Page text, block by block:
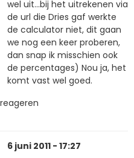
wel uit...bij het uitrekenen via
de url die Dries gaf werkte
de calculator niet, dit gaan
we nog een keer proberen,
dan snap ik misschien ook
de percentages) Nou ja, het
komt vast wel goed.
6 juni 2011 - 17:27